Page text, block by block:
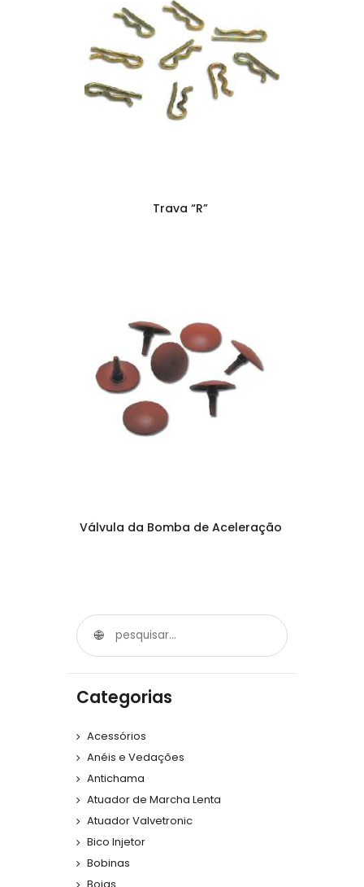
Trava “R”
Válvula da Bomba de Aceleração
Categorias
Acessórios
Anéis e Vedações
Antichama
Atuador de Marcha Lenta
Atuador Valvetronic
Bico Injetor
Bobinas